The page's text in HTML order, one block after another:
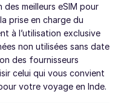
des meilleurs eSIM pour
prise en charge du
à l’utilisation exclusive
non utilisées sans date
des fournisseurs
celui qui vous convient
votre voyage en Inde.